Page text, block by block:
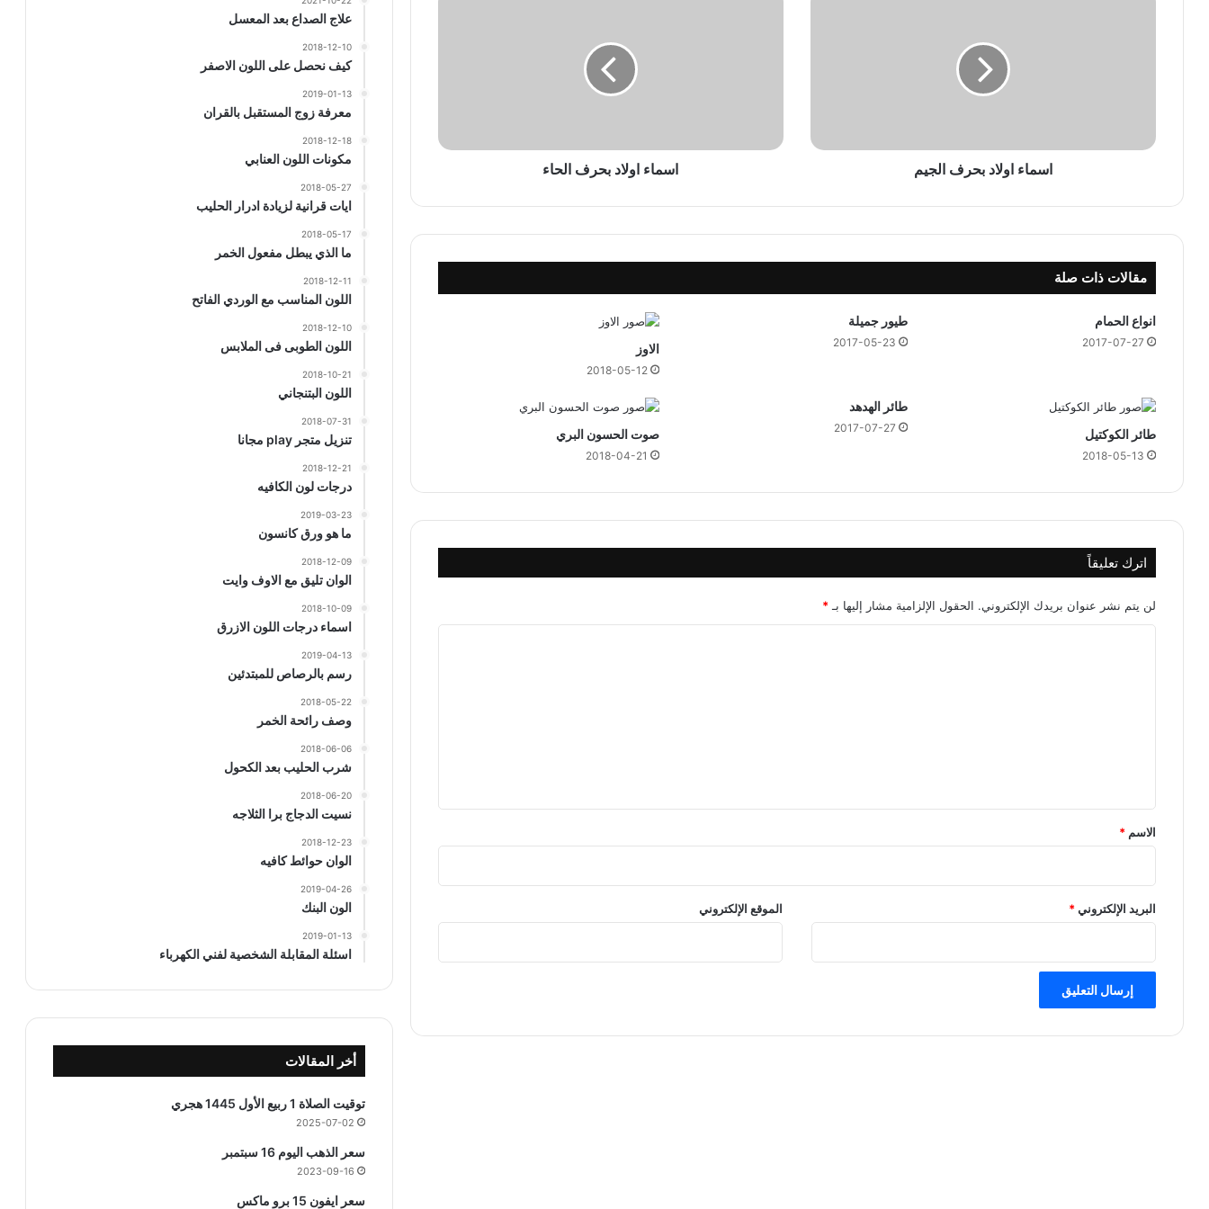
ا
ح
ا
ج
ي
م
اسماء اولاد بحرف الجيم
ا
ح
ا
ح
اسماء اولاد بحرف الحاء
مقالات ذات صلة
انواع الحمام
2017-07-27
طيور جميلة
2017-05-23 الاوز
2018-05-12
طائر الكوكتيل
2018-05-13
طائر الهدهد
2017-07-27 صوت الحسون البري
2018-04-21
اترك تعليقاً
لن يتم نشر عنوان بريدك الإلكتروني. الحقول الإلزامية مشار إليها بـ*
*
الاسم*
البريد الإلكتروني* الموقع الإلكتروني
علاج الصداع بعد المعسل
2018-12-10
كيف نحصل على اللون الاصفر
2019-01-13
معرفة زوج المستقبل بالقران
2018-12-18
مكونات اللون العنابي
2018-05-27
ايات قرانية لزيادة ادرار الحليب
2018-05-17
ما الذي يبطل مفعول الخمر
2018-12-11
اللون المناسب مع الوردي الفاتح
2018-12-10
اللون الطوبى فى الملابس
2018-10-21
اللون البتنجاني
2018-07-31
تنزيل متجر play مجانا
2018-12-21
درجات لون الكافيه
2019-03-23
ما هو ورق كانسون
2018-12-09
الوان تليق مع الاوف وايت
2018-10-09
اسماء درجات اللون الازرق
2019-04-13
رسم بالرصاص للمبتدئين
2018-05-22
وصف رائحة الخمر
2018-06-06
شرب الحليب بعد الكحول
2018-06-20
نسيت الدجاج برا الثلاجه
2018-12-23
الوان حوائط كافيه
2019-04-26
الون البنك
2019-01-13
اسئلة المقابلة الشخصية لفني الكهرباء
أخر المقالات
توقيت الصلاة 1 ربيع الأول 1445 هجري
2025-07-02
سعر الذهب اليوم 16 سبتمبر
2023-09-16
سعر ايفون 15 برو ماكس